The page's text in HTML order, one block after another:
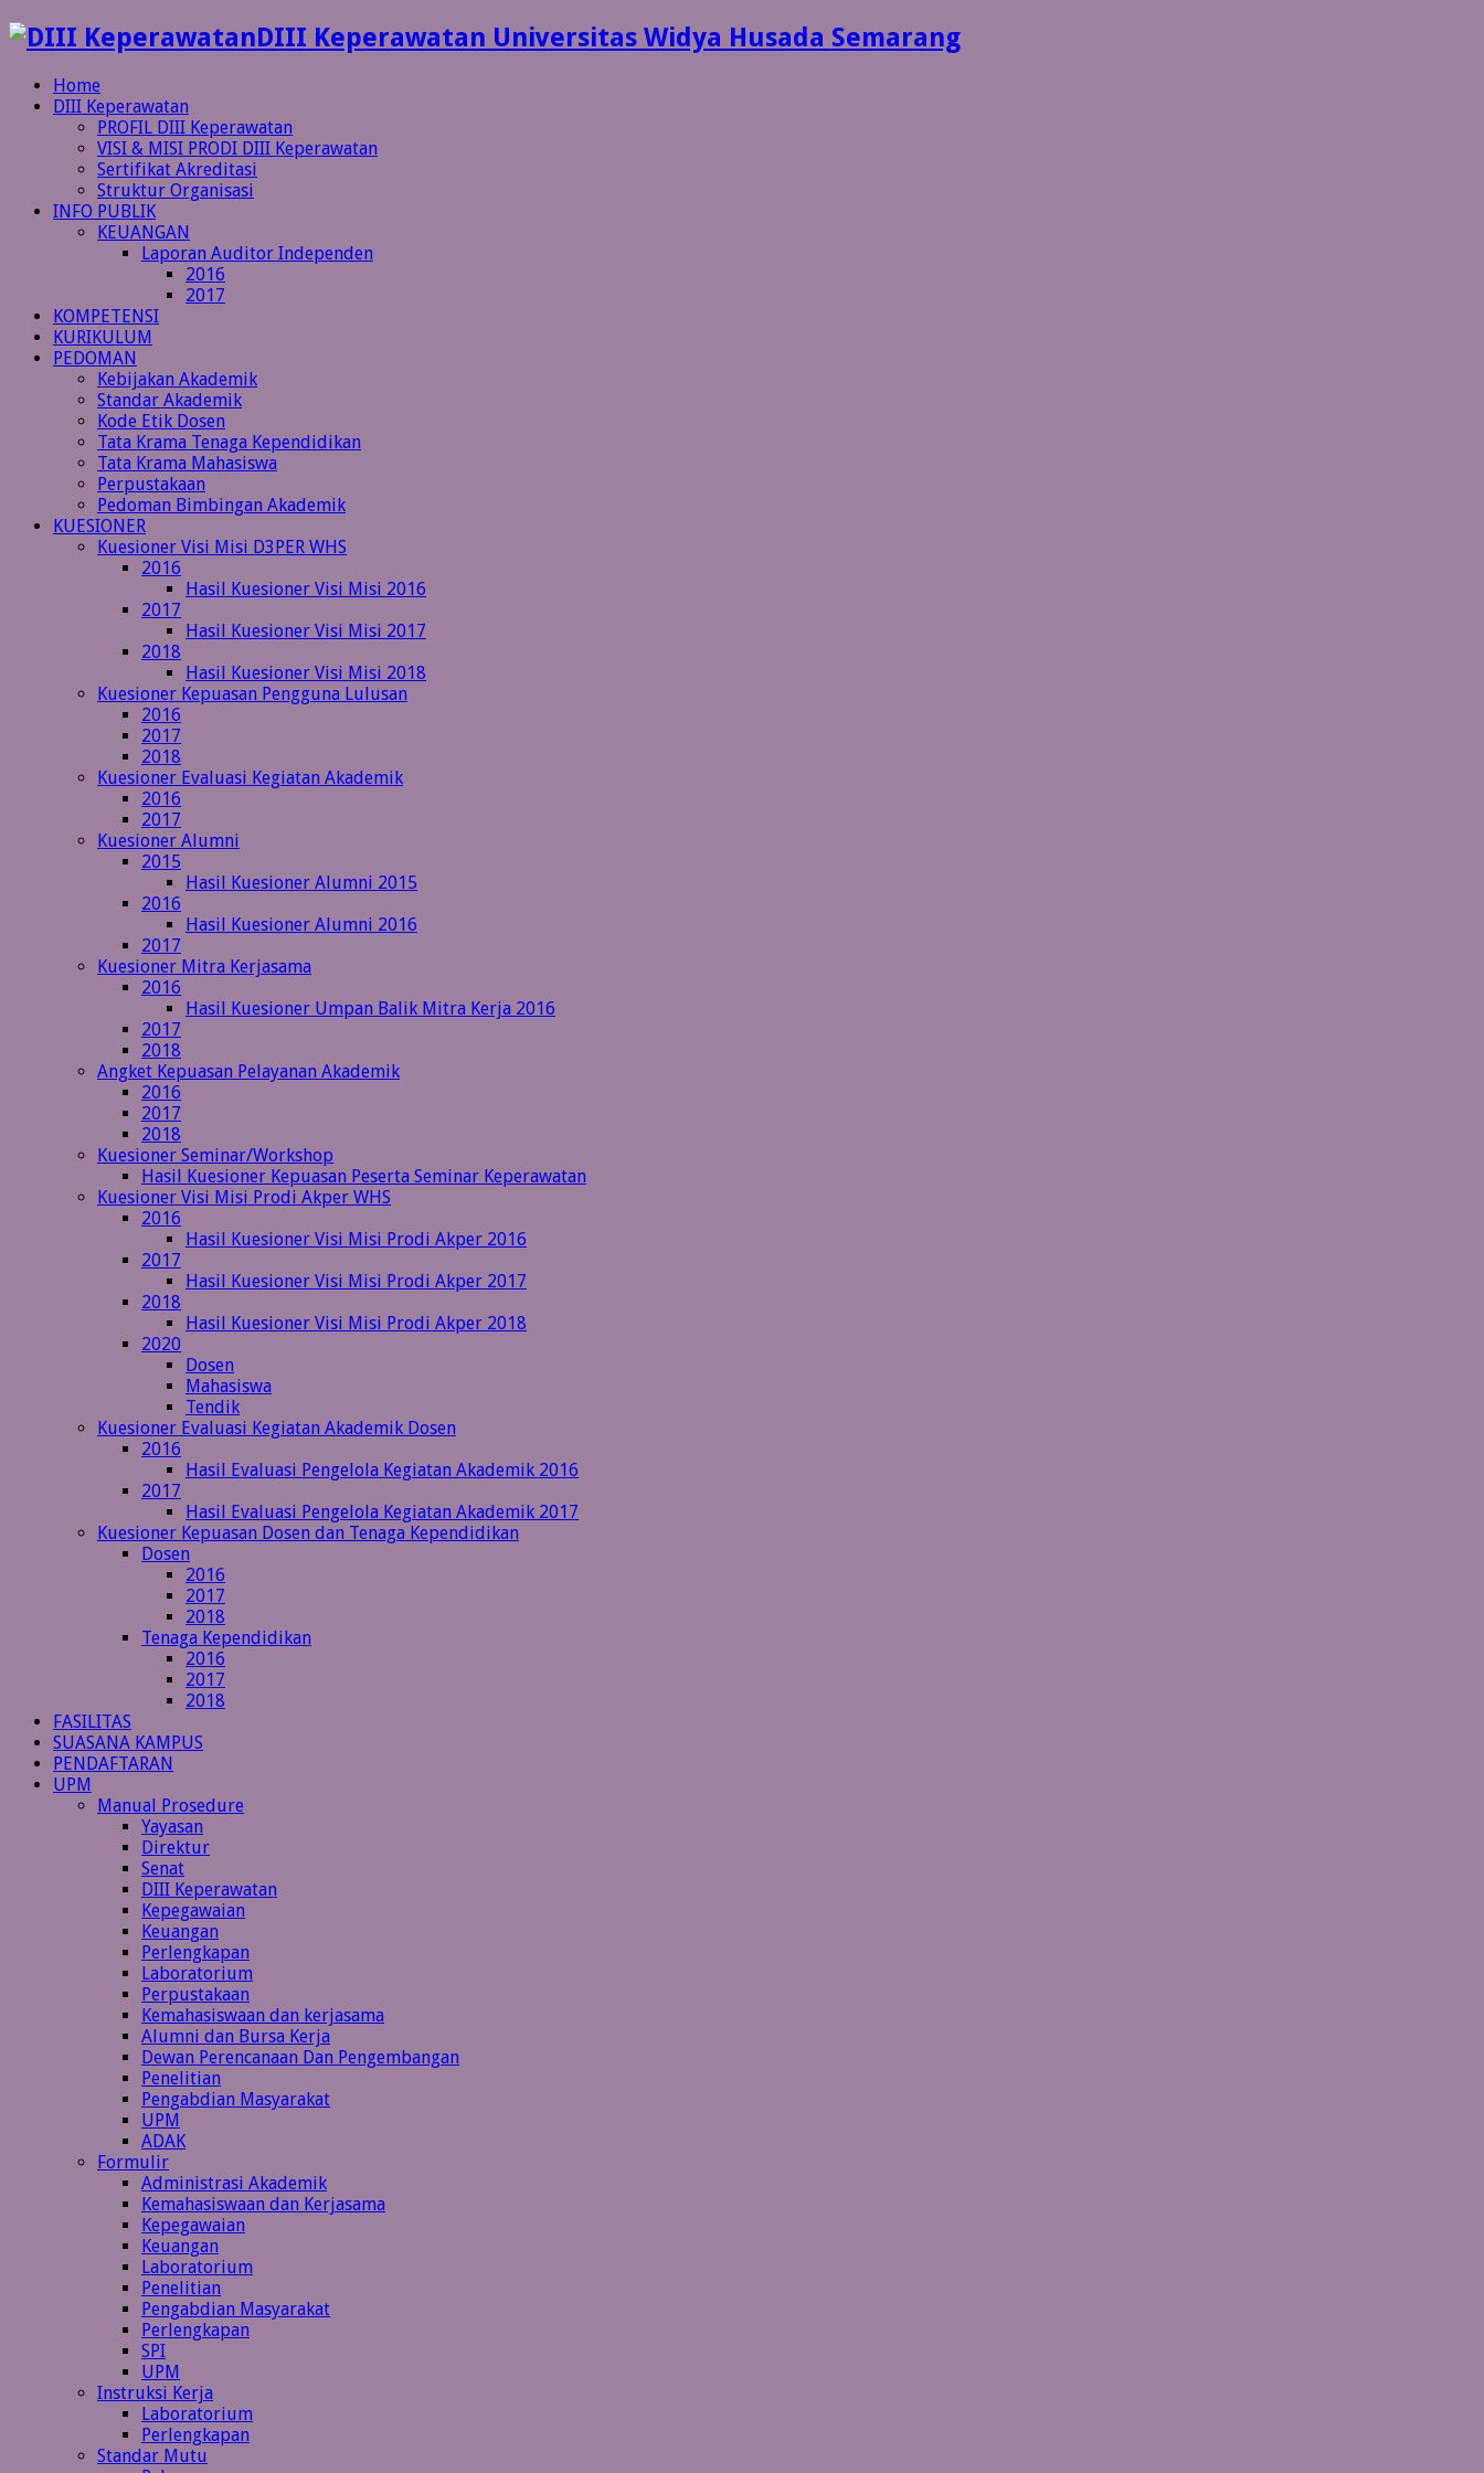
DIII Keperawatan Universitas Widya Husada Semarang
Home
DIII Keperawatan
PROFIL DIII Keperawatan
VISI & MISI PRODI DIII Keperawatan
Sertifikat Akreditasi
Struktur Organisasi
INFO PUBLIK
KEUANGAN
Laporan Auditor Independen
2016
2017
KOMPETENSI
KURIKULUM
PEDOMAN
Kebijakan Akademik
Standar Akademik
Kode Etik Dosen
Tata Krama Tenaga Kependidikan
Tata Krama Mahasiswa
Perpustakaan
Pedoman Bimbingan Akademik
KUESIONER
Kuesioner Visi Misi D3PER WHS
2016
Hasil Kuesioner Visi Misi 2016
2017
Hasil Kuesioner Visi Misi 2017
2018
Hasil Kuesioner Visi Misi 2018
Kuesioner Kepuasan Pengguna Lulusan
2016
2017
2018
Kuesioner Evaluasi Kegiatan Akademik
2016
2017
Kuesioner Alumni
2015
Hasil Kuesioner Alumni 2015
2016
Hasil Kuesioner Alumni 2016
2017
Kuesioner Mitra Kerjasama
2016
Hasil Kuesioner Umpan Balik Mitra Kerja 2016
2017
2018
Angket Kepuasan Pelayanan Akademik
2016
2017
2018
Kuesioner Seminar/Workshop
Hasil Kuesioner Kepuasan Peserta Seminar Keperawatan
Kuesioner Visi Misi Prodi Akper WHS
2016
Hasil Kuesioner Visi Misi Prodi Akper 2016
2017
Hasil Kuesioner Visi Misi Prodi Akper 2017
2018
Hasil Kuesioner Visi Misi Prodi Akper 2018
2020
Dosen
Mahasiswa
Tendik
Kuesioner Evaluasi Kegiatan Akademik Dosen
2016
Hasil Evaluasi Pengelola Kegiatan Akademik 2016
2017
Hasil Evaluasi Pengelola Kegiatan Akademik 2017
Kuesioner Kepuasan Dosen dan Tenaga Kependidikan
Dosen
2016
2017
2018
Tenaga Kependidikan
2016
2017
2018
FASILITAS
SUASANA KAMPUS
PENDAFTARAN
UPM
Manual Prosedure
Yayasan
Direktur
Senat
DIII Keperawatan
Kepegawaian
Keuangan
Perlengkapan
Laboratorium
Perpustakaan
Kemahasiswaan dan kerjasama
Alumni dan Bursa Kerja
Dewan Perencanaan Dan Pengembangan
Penelitian
Pengabdian Masyarakat
UPM
ADAK
Formulir
Administrasi Akademik
Kemahasiswaan dan Kerjasama
Kepegawaian
Keuangan
Laboratorium
Penelitian
Pengabdian Masyarakat
Perlengkapan
SPI
UPM
Instruksi Kerja
Laboratorium
Perlengkapan
Standar Mutu